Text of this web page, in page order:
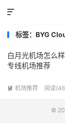

标签：BYG
白月光机场怎么
专线机场推荐
 机场推荐 阅读
©